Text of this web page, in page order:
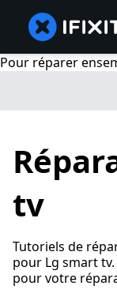
Pour réparer
tv
Tutoriels de
pour Lg smart
pour votre